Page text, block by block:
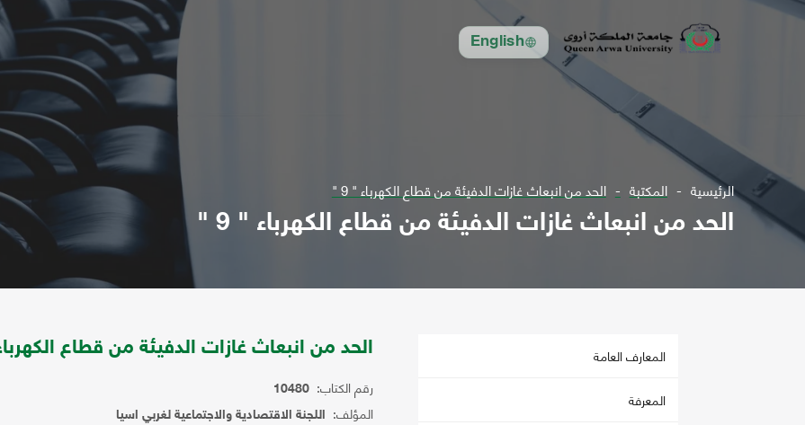
English
الرئيسية المكتبة الحد من انبعاث غازات الدفيئة من قطاع الكهرباء " 9 "
الحد من انبعاث غازات الدفيئة من قطاع الكهرباء " 9 "
المعارف العامة
المعرفة
الحد من انبعاث غازات الدفيئة من قطاع الكهرباء
رقم الكتاب: 10480
المؤلف: اللجنة الاقتصادية والاجتماعية لغربي اسيا